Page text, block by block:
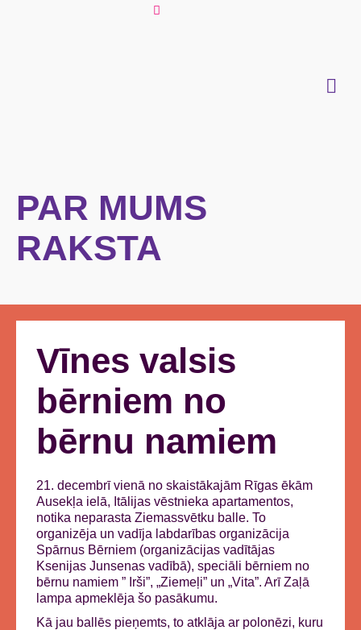
PAR MUMS
RAKSTA
Vīnes valsis
bērniem no
bērnu namiem
21. decembrī vienā no skaistākajām Rīgas ēkām
Ausekļa ielā, Itālijas vēstnieka apartamentos,
notika neparasta Ziemassvētku balle. To
organizēja un vadīja labdarības organizācija
Spārnus Bērniem (organizācijas vadītājas
Ksenijas Junsenas vadībā), speciāli bērniem no
bērnu namiem ” Irši”, „Ziemeļi” un „Vita”. Arī Zaļā
lampa apmeklēja šo pasākumu.
Kā jau ballēs pieņemts, to atklāja ar polonēzi, kuru